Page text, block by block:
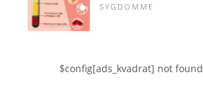
SYGDOMME
$config[ads_kvadrat] not found